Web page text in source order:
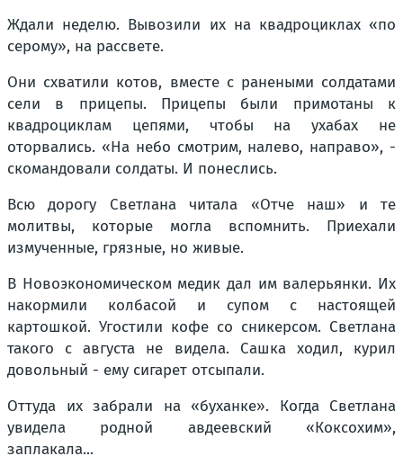
Ждали неделю. Вывозили их на квадроциклах «по
серому», на рассвете.
Они схватили котов, вместе с ранеными солдатами
сели в прицепы. Прицепы были примотаны к
квадроциклам цепями, чтобы на ухабах не
оторвались. «На небо смотрим, налево, направо», -
скомандовали солдаты. И понеслись.
Всю дорогу Светлана читала «Отче наш» и те
молитвы, которые могла вспомнить. Приехали
измученные, грязные, но живые.
В Новоэкономическом медик дал им валерьянки. Их
накормили колбасой и супом с настоящей
картошкой. Угостили кофе со сникерсом. Светлана
такого с августа не видела. Сашка ходил, курил
довольный - ему сигарет отсыпали.
Оттуда их забрали на «буханке». Когда Светлана
увидела родной авдеевский «Коксохим»,
заплакала...